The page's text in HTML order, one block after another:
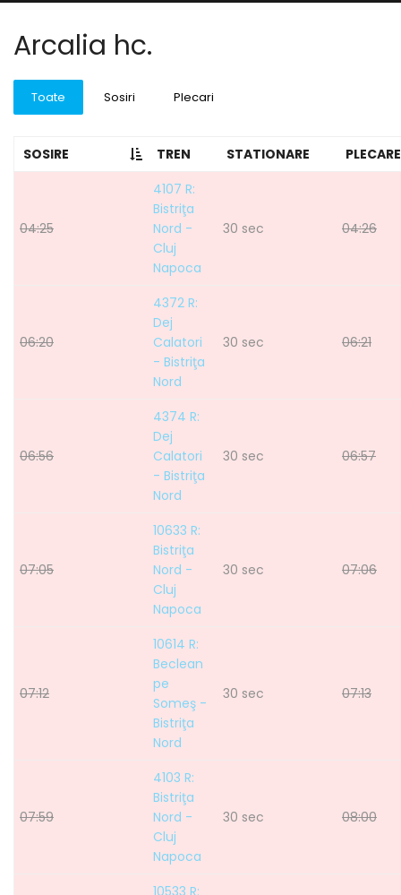
Arcalia hc.
Toate Sosiri Plecari
SOSIRE TREN STATIONARE PLECARE
04:25
4107 R:
Bistriţa
Nord -
Cluj
Napoca
30 sec 04:26
06:20
4372 R:
Dej
Calatori
- Bistriţa
Nord
30 sec 06:21
06:56
4374 R:
Dej
Calatori
- Bistriţa
Nord
30 sec 06:57
07:05
10633 R:
Bistriţa
Nord -
Cluj
Napoca
30 sec 07:06
07:12
10614 R:
Beclean
pe
Someş -
Bistriţa
Nord
30 sec 07:13
07:59
4103 R:
Bistriţa
Nord -
Cluj
Napoca
30 sec 08:00
10533 R: